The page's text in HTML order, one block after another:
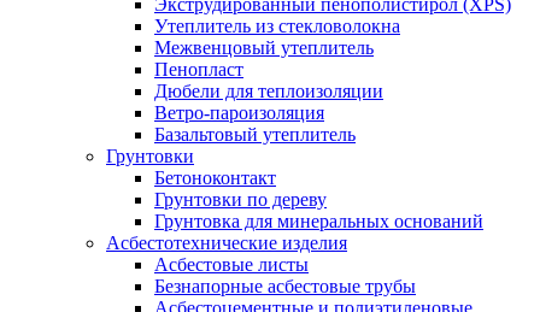
Экструдированный пенополистирол (XPS)
Утеплитель из стекловолокна
Межвенцовый утеплитель
Пенопласт
Дюбели для теплоизоляции
Ветро-пароизоляция
Базальтовый утеплитель
Грунтовки
Бетоноконтакт
Грунтовки по дереву
Грунтовка для минеральных оснований
Асбестотехнические изделия
Асбестовые листы
Безнапорные асбестовые трубы
Асбестоцементные и полиэтиленовые